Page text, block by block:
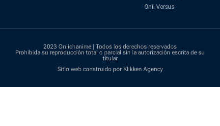
Onii Versus
2023 Oniichanime | Todos los derechos reservados
Prohibida su reproducción total o parcial sin la autorización escrita de su
titular
Sitio web construido por Klikken Agency